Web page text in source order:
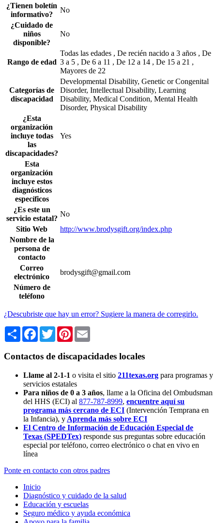
¿Tienen boletín
informativo?
No
¿Cuidado de
niños
disponible?
No
Rango de edad
Todas las edades , De recién nacido a 3 años , De
3 a 5 , De 6 a 11 , De 12 a 14 , De 15 a 21 ,
Mayores de 22
Categorías de
discapacidad
Developmental Disability, Genetic or Congenital
Disorder, Intellectual Disability, Learning
Disability, Medical Condition, Mental Health
Disorder, Physical Disability
¿Esta
organización
incluye todas
las
discapacidades?
Yes
Esta
organización
incluye estos
diagnósticos
específicos
¿Es este un
servicio estatal?
No
Sitio Web
http://www.brodysgift.org/index.php
Nombre de la
persona de
contacto
Correo
electrónico
brodysgift@gmail.com
Número de
teléfono
¿Descubriste que hay un error? Sugiere la manera de corregirlo.
Share Facebook
TwitterPinterest
Contactos de discapacidades locales
Llame al 2-1-1 o visita el sitio 211texas.org para programas y
servicios estatales
Para niños de 0 a 3 años, llame a la Oficina del Ombudsman
del HHS (ECI) al 877-787-8999, encuentre aquí su
programa más cercano de ECI (Intervención Temprana en
la Infancia), y Aprenda más sobre ECI
El Centro de Información de Educación Especial de
Texas (SPEDTex) responde sus preguntas sobre educación
especial por teléfono, correo electrónico o chat en vivo en
línea
Ponte en contacto con otros padres
Inicio
Diagnóstico y cuidado de la salud
Educación y escuelas
Seguro médico y ayuda económica